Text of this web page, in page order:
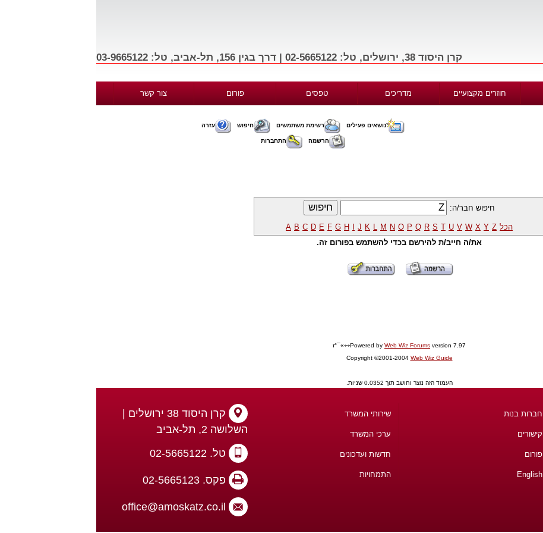
קרן היסוד 38, ירושלים, טל: 02-5665122 | דרך בגין 156, תל-אביב, טל: 03-9665122
חוזרים מקצועיים מדריכים טפסים פורום צור קשר
נושאים פעילים רשימת משתמשים חיפוש עזרה
הרשמה התחברות
חיפוש חבר/ה:
הכל A B C D E F G H J K L M N O P Q R S T U V W X Y Z
את/ה חייב/ת להירשם בכדי להשתמש בפורום זה.
Powered by Web Wiz Forums version 7.97÷÷»¯°ז
Copyright ©2001-2004 Web Wiz Guide
העמוד הזה נוצר וחושב תוך 0.0352 שניות.
חברות בנות
קישורים
פורום
English
שירותי המשרד
ערכי המשרד
חדשות ועדכונים
התמחויות
קרן היסוד 38 ירושלים |
השלושה 2, תל-אביב
טל. 02-5665122
פקס. 02-5665123
office@amoskatz.co.il